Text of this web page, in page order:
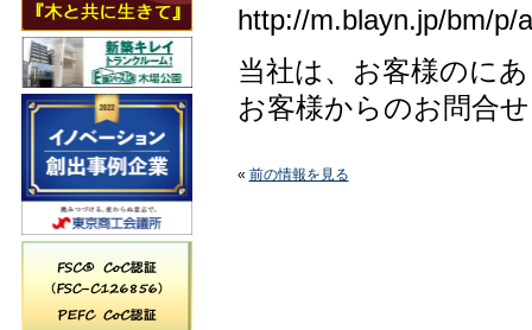
http://m.blayn.jp/bm/p/
当社は、お客様のに
お客様からのお問合
« 前の情報を見る